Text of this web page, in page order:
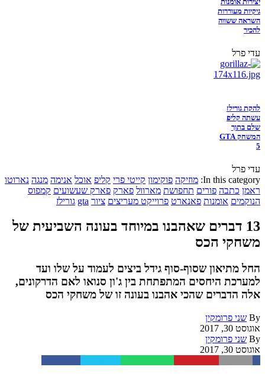
גיקיות מעוררות
השראה ששווה
להכיר
עדי פרל
להקת גורילז
עשתה קליפ
שלם בתוך
המשחק GTA
5
עדי פרל
In this category: מוזיקה פוקימון קייטי פרי קליפ אוכל אנימה מנגה נארוטו
ראמן כתבה פורים תחפושת מארוול פארק פארק שעשועים קמפוס
הנוקמים אומנות פאנארט פרוייקט מעריצים ציור gta גורילז
13 דברים שאהבנו במיוחד בעונה השביעית של
משחקי הכס
החל מתיאון שסוף-סוף גידל ביצים לעמוד על שלו ועד
למערכת היחסים המתפתחת בין ג'ון סנואו לאם הדרקונים,
אלה הדברים שהכי אהבנו בעונה זו של משחקי הכס
By שני פרומקין
אוגוסט 30, 2017
By שני פרומקין
אוגוסט 30, 2017